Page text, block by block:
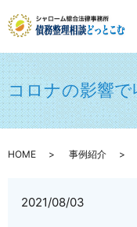
コロナの影響
HOME 事例紹介
2021/08/03